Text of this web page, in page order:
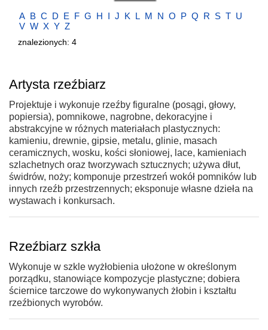
A B C D E F G H I J K L M N O P Q R S T U
V W X Y Z
znalezionych: 4
Artysta rzeźbiarz
Projektuje i wykonuje rzeźby figuralne (posągi, głowy,
popiersia), pomnikowe, nagrobne, dekoracyjne i
abstrakcyjne w różnych materiałach plastycznych:
kamieniu, drewnie, gipsie, metalu, glinie, masach
ceramicznych, wosku, kości słoniowej, lace, kamieniach
szlachetnych oraz tworzywach sztucznych; używa dłut,
świdrów, noży; komponuje przestrzeń wokół pomników lub
innych rzeźb przestrzennych; eksponuje własne dzieła na
wystawach i konkursach.
Rzeźbiarz szkła
Wykonuje w szkle wyżłobienia ułożone w określonym
porządku, stanowiące kompozycje plastyczne; dobiera
ściernice tarczowe do wykonywanych żłobin i kształtu
rzeźbionych wyrobów.